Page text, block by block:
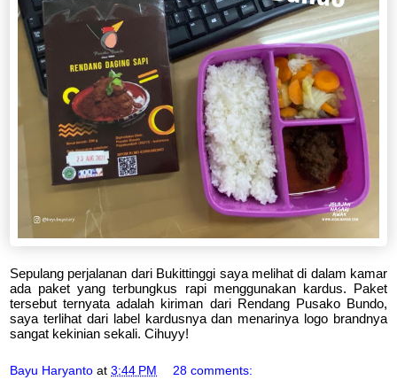
Sepulang perjalanan dari Bukittinggi saya melihat di dalam kamar
ada paket yang terbungkus rapi menggunakan kardus. Paket
tersebut ternyata adalah kiriman dari Rendang Pusako Bundo,
saya terlihat dari label kardusnya dan menarinya logo brandnya
sangat kekinian sekali. Cihuyy!
Bayu Haryanto at 3:44 PM 28 comments: